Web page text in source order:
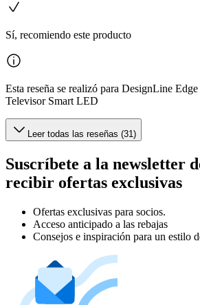
Sí, recomiendo este producto
Esta reseña se realizó para DesignLine
Televisor Smart LED
Leer todas las reseñas (31)
Suscríbete a la newsletter
recibir ofertas exclusivas
Ofertas exclusivas para socios.
Acceso anticipado a las rebajas
Consejos e inspiración para un estilo